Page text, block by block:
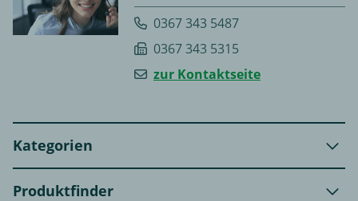
0367 343 5487
0367 343 5315
zur Kontaktseite
Kategorien
Produktfinder